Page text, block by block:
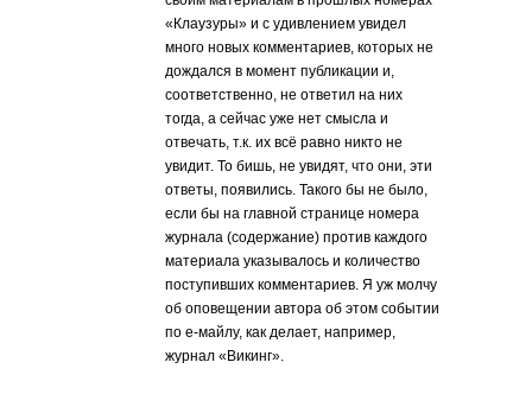
«Клаузуры» и с удивлением увидел
много новых комментариев, которых не
дождался в момент публикации и,
соответственно, не ответил на них
тогда, а сейчас уже нет смысла и
отвечать, т.к. их всё равно никто не
увидит. То бишь, не увидят, что они, эти
ответы, появились. Такого бы не было,
если бы на главной странице номера
журнала (содержание) против каждого
материала указывалось и количество
поступивших комментариев. Я уж молчу
об оповещении автора об этом событии
по е-майлу, как делает, например,
журнал «Викинг».